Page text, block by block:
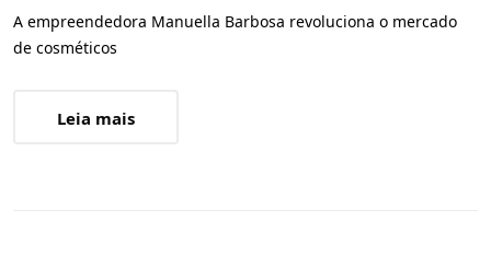
A empreendedora Manuella Barbosa revoluciona o mercado
de cosméticos
Leia mais